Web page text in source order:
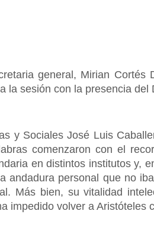
general, Mirian Cortés
la sesión con la presencia del
y Sociales José Luis
comenzaron con el
en distintos institutos y,
andadura personal que no
Más bien, su vitalidad
impedido volver a Aristóteles